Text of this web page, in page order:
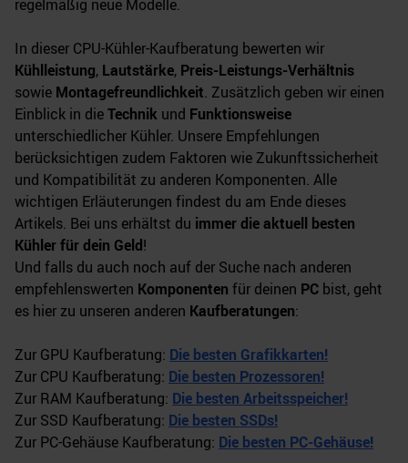
regelmäßig neue Modelle.
In dieser CPU-Kühler-Kaufberatung bewerten wir
Kühlleistung, Lautstärke, Preis-Leistungs-Verhältnis
sowie Montagefreundlichkeit. Zusätzlich geben wir einen
Einblick in dieTechnik und Funktionsweise
unterschiedlicher Kühler. Unsere Empfehlungen
berücksichtigen zudem Faktoren wie Zukunftssicherheit
und Kompatibilität zu anderen Komponenten. Alle
wichtigen Erläuterungen findest du am Ende dieses
Artikels. Bei uns erhältst du immer die aktuell besten
Kühler für dein Geld!
Und falls du auch noch auf der Suche nach anderen
empfehlenswerten Komponenten für deinen PC bist, geht
es hier zu unseren anderen Kaufberatungen:
Zur GPU Kaufberatung: Die besten Grafikkarten!
Zur CPU Kaufberatung: Die besten Prozessoren!
Zur RAM Kaufberatung: Die besten Arbeitsspeicher!
Zur SSD Kaufberatung: Die besten SSDs!
Zur PC-Gehäuse Kaufberatung: Die besten PC-Gehäuse!